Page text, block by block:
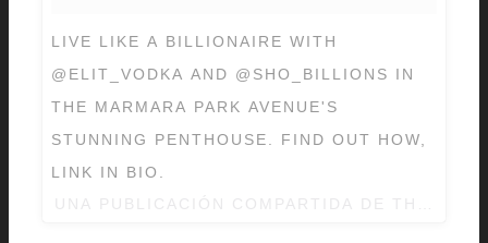
LIVE LIKE A BILLIONAIRE WITH
@ELIT_VODKA AND @SHO_BILLIONS IN
THE MARMARA PARK AVENUE'S
STUNNING PENTHOUSE. FIND OUT HOW,
LINK IN BIO.